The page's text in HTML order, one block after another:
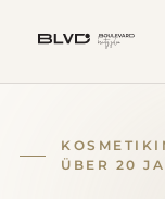
ÜBER 20